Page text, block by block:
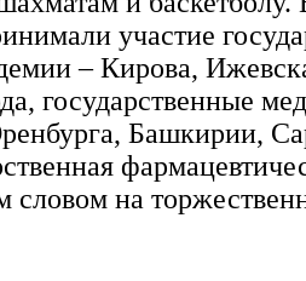
участие
– Кирова,
государственные
Башкирии,
словом на